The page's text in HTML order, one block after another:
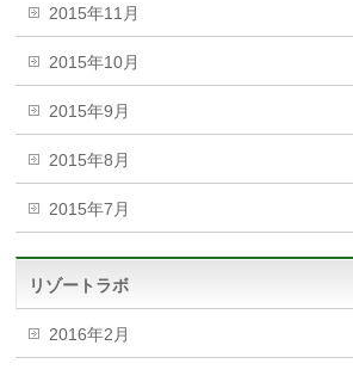
2015年11月
2015年10月
2015年9月
2015年8月
2015年7月
リゾートラボ
2016年2月